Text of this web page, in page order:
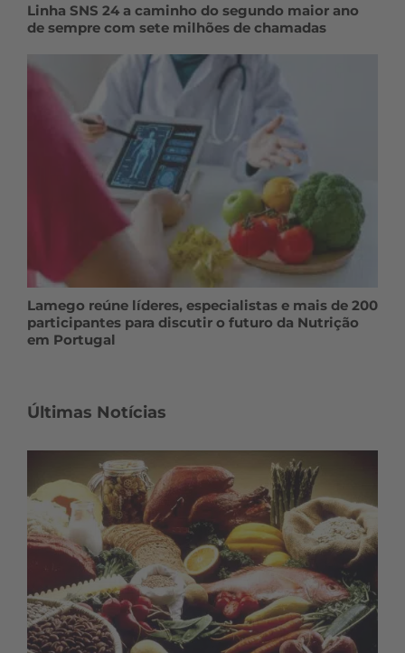
Linha SNS 24 a caminho do segundo maior ano
de sempre com sete milhões de chamadas
Lamego reúne líderes, especialistas e mais de 200
participantes para discutir o futuro da Nutrição
em Portugal
Últimas Notícias